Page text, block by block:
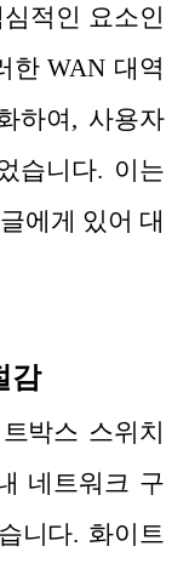
적인 요소인
한 WAN 대역
하여, 사용자
습니다. 이는
에게 있어 대
감
박스 스위치
네트워크 구
니다. 화이트